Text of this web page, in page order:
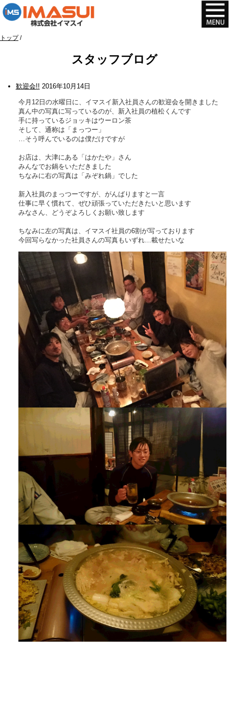
現
トップ/
スタッフブログ
歓迎会!! 2016年10月14日
今月12日の水曜日に、イマスイ新入社員さんの歓迎会を開きました
真ん中の写真に写っているのが、新入社員の植松くんです
手に持っているジョッキはウーロン茶
そして、通称は「まっつー」
…そう呼んでいるのは僕だけですが
お店は、大津にある「はかたや」さん
みんなでお鍋をいただきました
ちなみに右の写真は「みぞれ鍋」でした
新入社員のまっつーですが、がんばりますと一言
仕事に早く慣れて、ぜひ頑張っていただきたいと思います
みなさん、どうぞよろしくお願い致します
ちなみに左の写真は、イマスイ社員の6割が写っております
今回写らなかった社員さんの写真もいずれ…載せたいな